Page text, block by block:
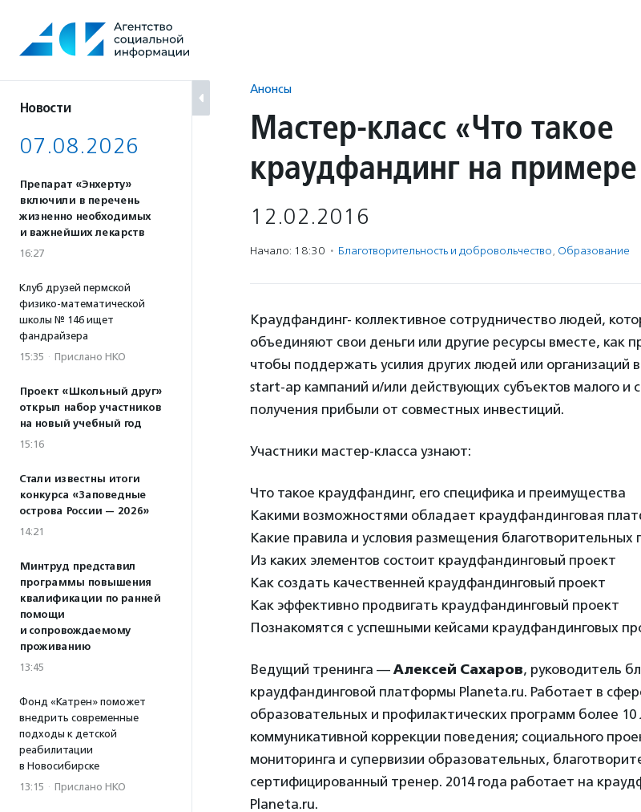
содержанию
Новости
07.08.2026
Препарат «Энхерту»
включили в перечень
жизненно необходимых
и важнейших лекарств
16:27
Клуб друзей пермской
физико-математической
школы № 146 ищет
фандрайзера
15:35 · Прислано НКО
Проект «Школьный друг»
открыл набор участников
на новый учебный год
15:16
Стали известны итоги
конкурса «Заповедные
острова России — 2026»
14:21
Минтруд представил
программы повышения
квалификации по ранней
помощи
и сопровождаемому
проживанию
13:45
Фонд «Катрен» поможет
внедрить современные
подходы к детской
реабилитации
в Новосибирске
13:15 · Прислано НКО
Анонсы
Мастер-класс «Что такое
краудфандинг на
12.02.2016
Начало: 18:30 · Благотвори­тель­ность и доброволь­чест­во, Образование
Краудфандинг- коллективное сотрудничество людей,
объединяют свои деньги или другие ресурсы вместе, как
чтобы поддержать усилия других людей или организаций
start-ap кампаний и/или действующих субъектов малого и
получения прибыли от совместных инвестиций.
Участники мастер-класса узнают:
Что такое краудфандинг, его специфика и преимущества
Какими возможностями обладает краудфандинговая
Какие правила и условия размещения благотворительных
Из каких элементов состоит краудфандинговый проект
Как создать качественней краудфандинговый проект
Как эффективно продвигать краудфандинговый проект
Познакомятся с успешными кейсами краудфандинговых
Ведущий тренинга — Алексей Сахаров, руководитель
краудфандинговой платформы Planeta.ru. Работает в
образовательных и профилактических программ более 10
коммуникативной коррекции поведения; социального
мониторинга и супервизии образовательных,
сертифицированный тренер. 2014 года работает на
Planeta.ru.